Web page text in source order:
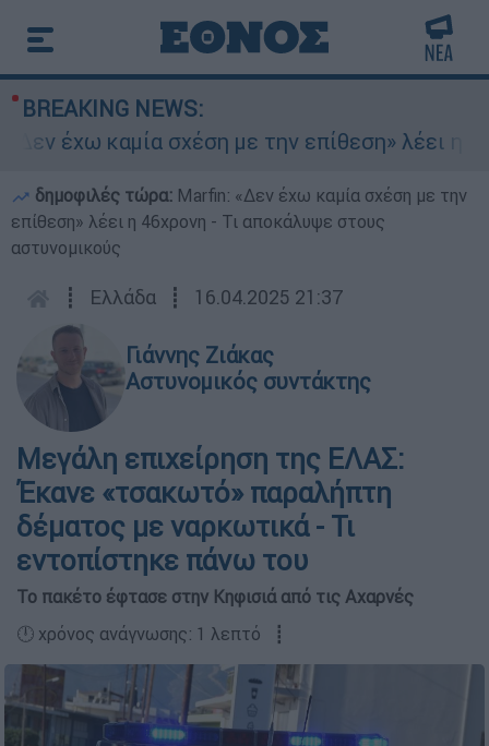
BREAKING NEWS:
έχω καμία σχέση με την επίθεση» λέει η
δημοφιλές τώρα: Marfin: «Δεν έχω καμία σχέση με την
επίθεση» λέει η 46χρονη - Τι αποκάλυψε στους
αστυνομικούς
┋ Ελλάδα ┋ 16.04.2025 21:37
Γιάννης Ζιάκας
Αστυνομικός συντάκτης
Μεγάλη επιχείρηση της ΕΛΑΣ:
Έκανε «τσακωτό» παραλήπτη
δέματος με ναρκωτικά - Τι
εντοπίστηκε πάνω του
Το πακέτο έφτασε στην Κηφισιά από τις Αχαρνές
🕛 χρόνος ανάγνωσης: 1 λεπτό ┋